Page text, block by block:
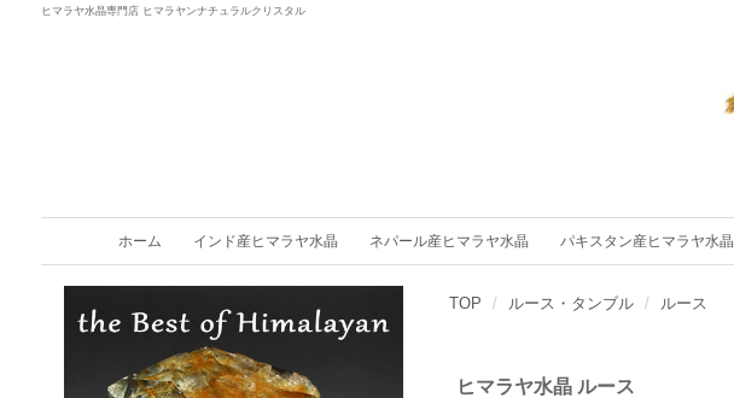
ヒマラヤ水晶専門店 ヒマラヤンナチュラルクリスタル
ホーム インド産ヒマラヤ水晶 ネパール産ヒマラヤ水晶 パキスタン産ヒマラヤ水晶
TOP ルース・タンブル ルース
ヒマラヤ水晶 ルース